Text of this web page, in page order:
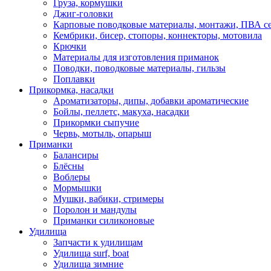
Груза, кормушки
Джиг-головки
Карповые поводковые материалы, монтажи, ПВА
Кембрики, бисер, стопоры, коннекторы, мотовила
Крючки
Материалы для изготовления приманок
Поводки, поводковые материалы, гильзы
Поплавки
Прикормка, насадки
Ароматизаторы, дипы, добавки ароматические
Бойлы, пеллетс, макуха, насадки
Прикормки сыпучие
Червь, мотыль, опарыш
Приманки
Балансиры
Блёсны
Воблеры
Мормышки
Мушки, вабики, стримеры
Поролон и мандулы
Приманки силиконовые
Удилища
Запчасти к удилищам
Удилища surf, boat
Удилища зимние